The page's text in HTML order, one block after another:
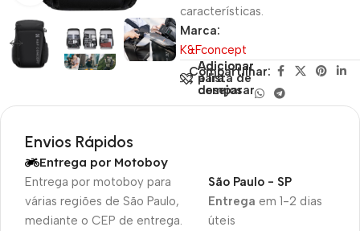
características.
Marca:
K&Fconcept
Adicionar
para
comparar
Adicionar
à lista de
desejos
Compartilhar:
Envios Rápidos
Entrega por Motoboy
Entrega por motoboy para
várias regiões de São Paulo,
mediante o CEP de entrega.
Entrega em 1-2 dias
úteis
São Paulo - SP